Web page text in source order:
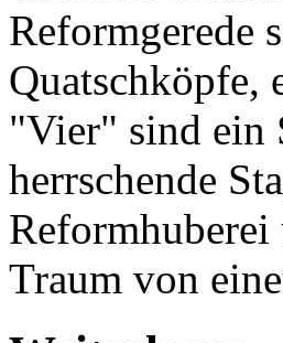
Reformgerede
Quatschköpfe,
"Vier" sind ein
herrschende
Reformhuberei
Traum von